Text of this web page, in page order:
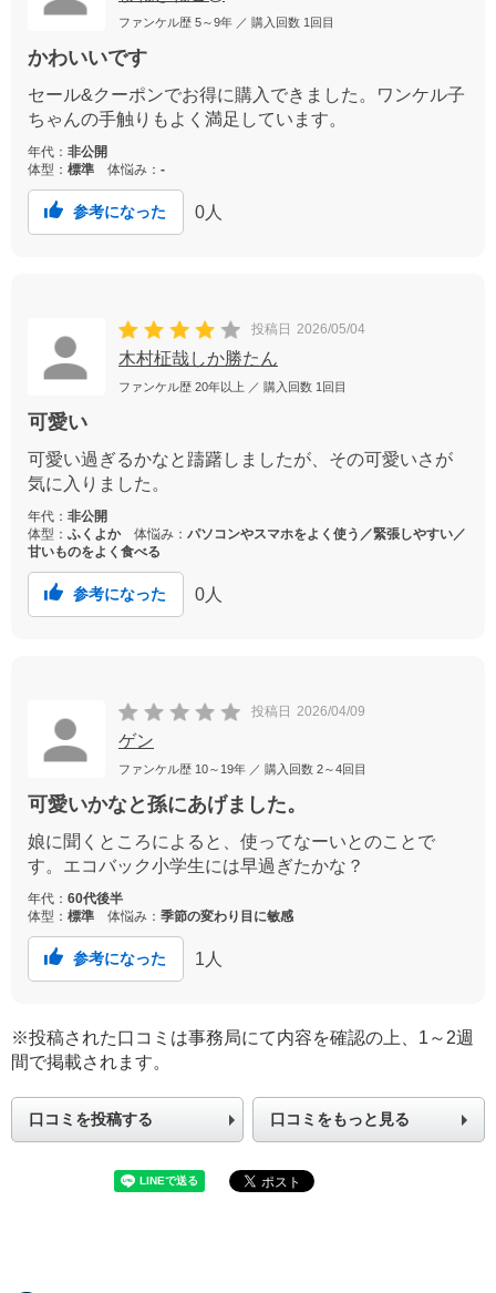
ファンケル歴 5～9年 ／ 購入回数 1回目
かわいいです
セール&クーポンでお得に購入できました。ワンケル子
ちゃんの手触りもよく満足しています。
年代： 非公開
体型： 標準 体悩み： -
参考になった 0 人
投稿日 2026/05/04
木村柾哉しか勝たん
ファンケル歴 20年以上 ／ 購入回数 1回目
可愛い
可愛い過ぎるかなと躊躇しましたが、その可愛いさが
気に入りました。
年代： 非公開
体型： ふくよか体悩み： パソコンやスマホをよく使う／緊張しやすい／
甘いものをよく食べる
参考になった 0 人
投稿日 2026/04/09
ゲン
ファンケル歴 10～19年 ／ 購入回数 2～4回目
可愛いかなと孫にあげました。
娘に聞くところによると、使ってなーいとのことで
す。エコバック小学生には早過ぎたかな？
年代： 60代後半
体型： 標準 体悩み： 季節の変わり目に敏感
参考になった 1 人
※投稿された口コミは事務局にて内容を確認の上、1～2週
間で掲載されます。
口コミを投稿する 口コミをもっと見る